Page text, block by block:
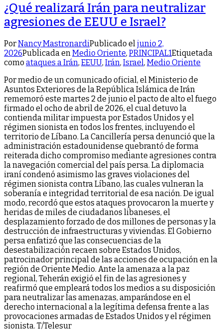
¿Qué realizará Irán para neutralizar
agresiones de EEUU e Israel?
PorNancy MastronardiPublicado eljunio 2,
2026Publicada enMedio Oriente, PRINCIPAL1Etiquetada
como ataques a Irán, EEUU, Irán, Israel, Medio Oriente
Por medio de un comunicado oficial, el Ministerio de
Asuntos Exteriores de la República Islámica de Irán
rememoró este martes 2 de junio el pacto de alto el fuego
firmado el ocho de abril de 2026, el cual detuvo la
contienda militar impuesta por Estados Unidos y el
régimen sionista en todos los frentes, incluyendo el
territorio de Líbano. La Cancillería persa denunció que la
administración estadounidense quebrantó de forma
reiterada dicho compromiso mediante agresiones contra
la navegación comercial del país persa. La diplomacia
iraní condenó asimismo las graves violaciones del
régimen sionista contra Líbano, las cuales vulneran la
soberanía e integridad territorial de esa nación. De igual
modo, recordó que estos ataques provocaron la muerte y
heridas de miles de ciudadanos libaneses, el
desplazamiento forzado de dos millones de personas y la
destrucción de infraestructuras y viviendas. El Gobierno
persa enfatizó que las consecuencias de la
desestabilización recaen sobre Estados Unidos,
patrocinador principal de las acciones de ocupación en la
región de Oriente Medio. Ante la amenaza a la paz
regional, Teherán exigió el fin de las agresiones y
reafirmó que empleará todos los medios a su disposición
para neutralizar las amenazas, amparándose en el
derecho internacional a la legítima defensa frente a las
provocaciones armadas de Estados Unidos y el régimen
sionista. T/Telesur